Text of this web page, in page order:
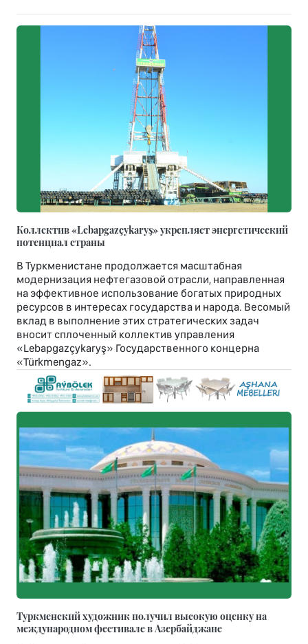
Коллектив «Lebapgazçykaryş» укрепляет энергетический
потенциал страны
В Туркменистане продолжается масштабная
модернизация нефтегазовой отрасли, направленная
на эффективное использование богатых природных
ресурсов в интересах государства и народа. Весомый
вклад в выполнение этих стратегических задач
вносит сплоченный коллектив управления
«Lebapgazçykaryş» Государственного концерна
«Türkmengaz».
Туркменский художник получил высокую оценку на
международном фестивале в Азербайджане